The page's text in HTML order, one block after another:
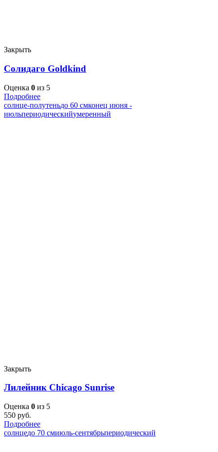
Закрыть
Солидаго Goldkind
Оценка 0 из 5
Подробнее
солнце-полутеньдо 60 смконец июня -
июльпериодическийумеренный
Закрыть
Лилейник Chicago Sunrise
Оценка 0 из 5
550 руб.
Подробнее
солнцедо 70 смиюль-сентябрьпериодический